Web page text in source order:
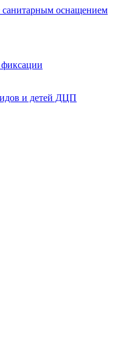
оснащением
фиксации
и детей ДЦП